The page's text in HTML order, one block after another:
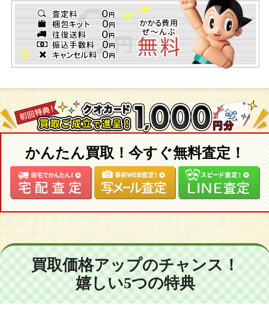
かんたん買取！今すぐ無料査定！
買取価格アップのチャンス！
嬉しい5つの特典